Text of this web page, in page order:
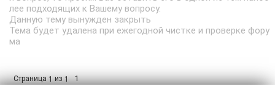
лее подходящих к Вашему вопросу.
Данную тему вынужден закрыть
Тема будет удалена при ежегодной чистке и проверке фору
ма
Страница1из1 1